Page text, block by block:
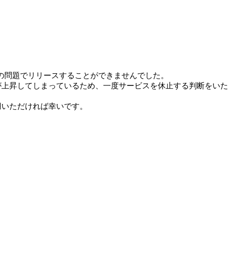
題でリリースすることができませんでした。
昇してしまっているため、一度サービスを休止する判断をいた
ただければ幸いです。